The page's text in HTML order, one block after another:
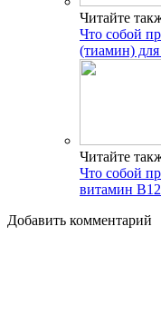
Читайте
Что собой
(тиамин) для
Читайте
Что собой
витамин В12
Добавить комментарий